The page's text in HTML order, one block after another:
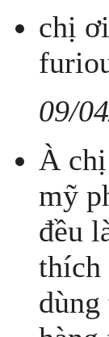
chị
09/
À
mỹ
đều
thích